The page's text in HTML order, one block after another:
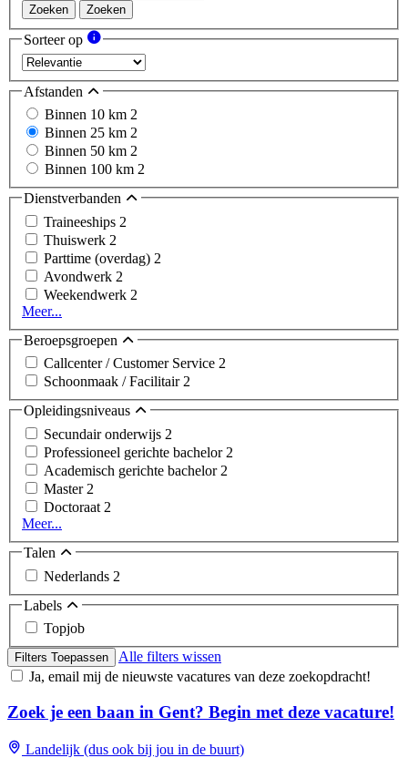
Zoeken Zoeken
Sorteer op
Afstanden
Binnen 10 km 2
Binnen 25 km 2
Binnen 50 km 2
Binnen 100 km 2
Dienstverbanden
Traineeships 2
Thuiswerk 2
Parttime (overdag) 2
Avondwerk 2
Weekendwerk 2
Meer...
Beroepsgroepen
Callcenter / Customer Service 2
Schoonmaak / Facilitair2
Opleidingsniveaus
Secundair onderwijs 2
Professioneel gerichte bachelor 2
Academisch gerichte bachelor 2
Master 2
Doctoraat 2
Meer...
Talen
Nederlands 2
Labels
Topjob
Filters Toepassen
Alle filters wissen
Ja, email mij de nieuwste vacatures van deze zoekopdracht!
Zoek je een baan in Gent? Begin met deze vacature!
Landelijk (dus ook bij jou in de buurt)